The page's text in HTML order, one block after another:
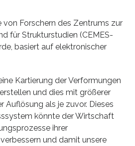
von Forschern des Zentrums zur
für Strukturstudien (CEMES-
basiert auf elektronischer
Kartierung der Verformungen
und dies mit größerer
Auflösung als je zuvor. Dieses
könnte der Wirtschaft
ihrer
und damit unsere